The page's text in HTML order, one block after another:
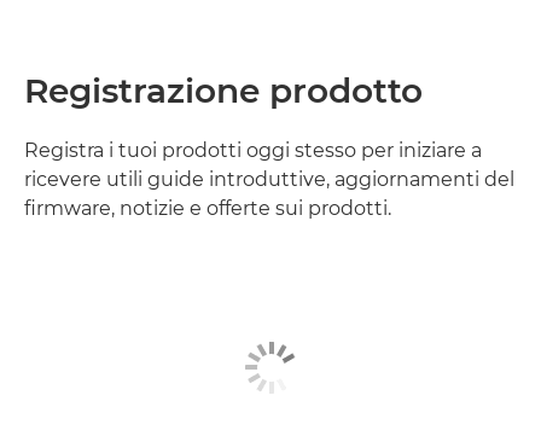
Registrazione prodotto
Registra i tuoi prodotti oggi stesso per iniziare a
ricevere utili guide introduttive, aggiornamenti del
firmware, notizie e offerte sui prodotti.